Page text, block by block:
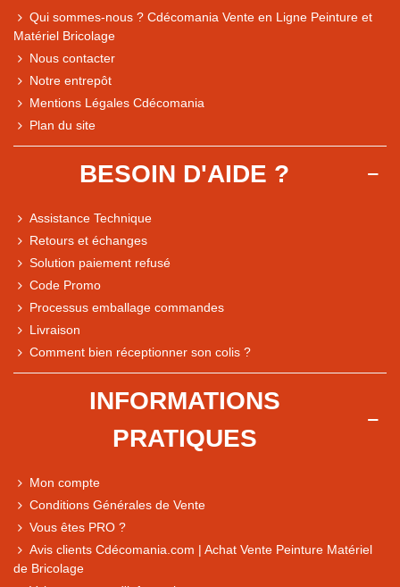
Comparaison des performances du magasin
Express, Chez vous, Point relais, Retrait magasin
Qui sommes-nous ? Cdécomania Vente en Ligne Peinture et
Matériel Bricolage
Nous contacter
Notre entrepôt
Mentions Légales Cdécomania
Plan du site
BESOIN D'AIDE ?
Assistance Technique
Retours et échanges
Solution paiement refusé
Code Promo
Processus emballage commandes
Livraison
Comment bien réceptionner son colis ?
INFORMATIONS
PRATIQUES
Mon compte
Conditions Générales de Vente
Vous êtes PRO ?
Avis clients Cdécomania.com | Achat Vente Peinture Matériel
de Bricolage